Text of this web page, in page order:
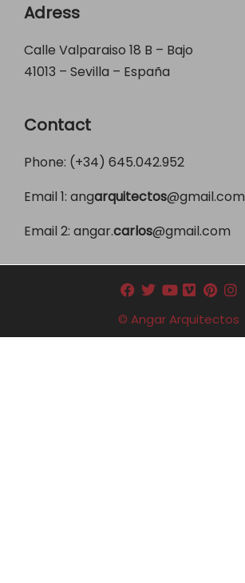
Adress
Calle Valparaiso 18 B – Bajo
41013 – Sevilla – España
Contact
Phone: (+34) 645.042.952
Email 1: angarquitectos@gmail.com
Email 2: angar.carlos@gmail.com
© Angar Arquitectos